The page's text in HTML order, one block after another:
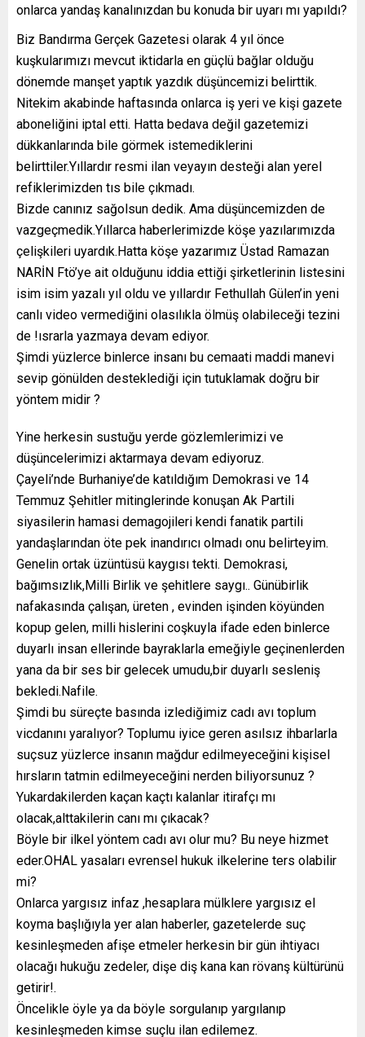
onlarca yandaş kanalınızdan bu konuda bir uyarı mı yapıldı?
Biz Bandırma Gerçek Gazetesi olarak 4 yıl önce
kuşkularımızı mevcut iktidarla en güçlü bağlar olduğu
dönemde manşet yaptık yazdık düşüncemizi belirttik.
Nitekim akabinde haftasında onlarca iş yeri ve kişi gazete
aboneliğini iptal etti. Hatta bedava değil gazetemizi
dükkanlarında bile görmek istemediklerini
belirttiler.Yıllardır resmi ilan veyayın desteği alan yerel
refiklerimizden tıs bile çıkmadı.
Bizde canınız sağolsun dedik. Ama düşüncemizden de
vazgeçmedik.Yıllarca haberlerimizde köşe yazılarımızda
çelişkileri uyardık.Hatta köşe yazarımız Üstad Ramazan
NARİN Ftö’ye ait olduğunu iddia ettiği şirketlerinin listesini
isim isim yazalı yıl oldu ve yıllardır Fethullah Gülen’in yeni
canlı video vermediğini olasılıkla ölmüş olabileceği tezini
de !ısrarla yazmaya devam ediyor.
Şimdi yüzlerce binlerce insanı bu cemaati maddi manevi
sevip gönülden desteklediği için tutuklamak doğru bir
yöntem midir ?
Yine herkesin sustuğu yerde gözlemlerimizi ve
düşüncelerimizi aktarmaya devam ediyoruz.
Çayeli’nde Burhaniye’de katıldığım Demokrasi ve 14
Temmuz Şehitler mitinglerinde konuşan Ak Partili
siyasilerin hamasi demagojileri kendi fanatik partili
yandaşlarından öte pek inandırıcı olmadı onu belirteyim.
Genelin ortak üzüntüsü kaygısı tekti. Demokrasi,
bağımsızlık,Milli Birlik ve şehitlere saygı.. Günübirlik
nafakasında çalışan, üreten , evinden işinden köyünden
kopup gelen, milli hislerini coşkuyla ifade eden binlerce
duyarlı insan ellerinde bayraklarla emeğiyle geçinenlerden
yana da bir ses bir gelecek umudu,bir duyarlı sesleniş
bekledi.Nafile.
Şimdi bu süreçte basında izlediğimiz cadı avı toplum
vicdanını yaralıyor? Toplumu iyice geren asılsız ihbarlarla
suçsuz yüzlerce insanın mağdur edilmeyeceğini kişisel
hırsların tatmin edilmeyeceğini nerden biliyorsunuz ?
Yukardakilerden kaçan kaçtı kalanlar itirafçı mı
olacak,alttakilerin canı mı çıkacak?
Böyle bir ilkel yöntem cadı avı olur mu? Bu neye hizmet
eder.OHAL yasaları evrensel hukuk ilkelerine ters olabilir
mi?
Onlarca yargısız infaz ,hesaplara mülklere yargısız el
koyma başlığıyla yer alan haberler, gazetelerde suç
kesinleşmeden afişe etmeler herkesin bir gün ihtiyacı
olacağı hukuğu zedeler, dişe diş kana kan rövanş kültürünü
getirir!.
Öncelikle öyle ya da böyle sorgulanıp yargılanıp
kesinleşmeden kimse suçlu ilan edilemez.